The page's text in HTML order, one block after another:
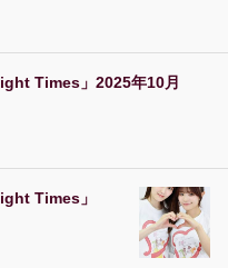
Times」2025年10月
Times」